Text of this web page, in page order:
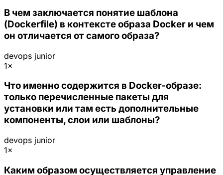
В чем заключается понятие шаблона
(Dockerfile) в контексте образа Docker и чем
он отличается от самого образа?
devops junior
1×
Что именно содержится в Docker-образе:
только перечисленные пакеты для
установки или там есть дополнительные
компоненты, слои или шаблоны?
devops junior
1×
Каким образом осуществляется управление